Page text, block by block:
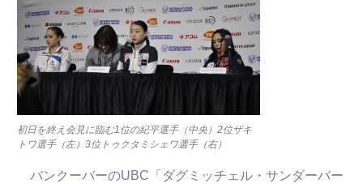
初日を終え会見に臨む1位の紀平選手（中央）2位ザキ
トワ選手（左）3位トゥクタミシェワ選手（右）
バンクーバーのUBC「ダグミッチェル・サンダーバー